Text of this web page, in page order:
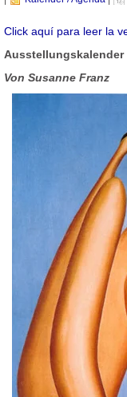
Click aquí­ para leer la
Ausstellungskalender
Von Susanne Franz